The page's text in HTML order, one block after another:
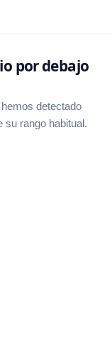
por debajo
detectado
su rango habitual.